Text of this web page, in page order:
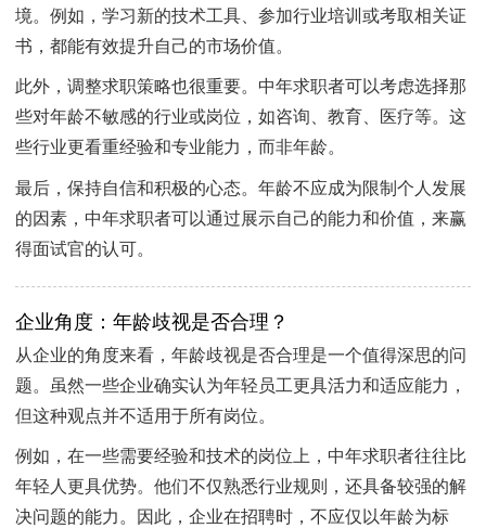
境。例如，学习新的技术工具、参加行业培训或考取相关证
书，都能有效提升自己的市场价值。
此外，调整求职策略也很重要。中年求职者可以考虑选择那
些对年龄不敏感的行业或岗位，如咨询、教育、医疗等。这
些行业更看重经验和专业能力，而非年龄。
最后，保持自信和积极的心态。年龄不应成为限制个人发展
的因素，中年求职者可以通过展示自己的能力和价值，来赢
得面试官的认可。
企业角度：年龄歧视是否合理？
从企业的角度来看，年龄歧视是否合理是一个值得深思的问
题。虽然一些企业确实认为年轻员工更具活力和适应能力，
但这种观点并不适用于所有岗位。
例如，在一些需要经验和技术的岗位上，中年求职者往往比
年轻人更具优势。他们不仅熟悉行业规则，还具备较强的解
决问题的能力。因此，企业在招聘时，不应仅以年龄为标